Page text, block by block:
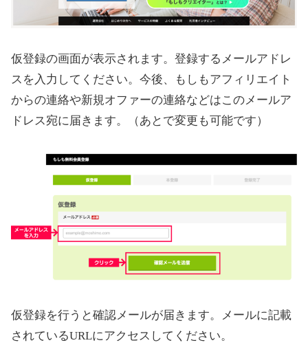
仮登録の画面が表示されます。登録するメールアドレ
スを入力してください。今後、もしもアフィリエイト
からの連絡や新規オファーの連絡などはこのメールア
ドレス宛に届きます。（あとで変更も可能です）
仮登録を行うと確認メールが届きます。メールに記載
されているURLにアクセスしてください。